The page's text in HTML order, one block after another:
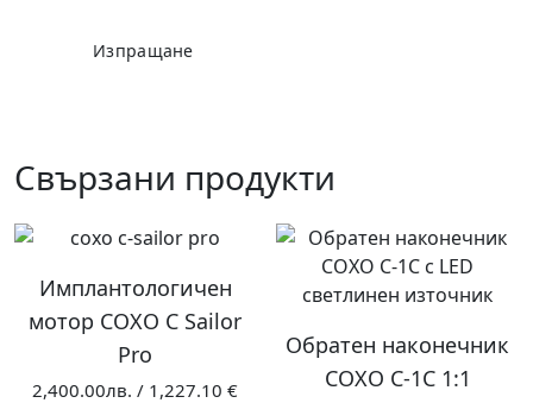
Свързани продукти
Имплантологичен
мотор COXO C Sailor
Pro
2,400.00лв. / 1,227.10 €
Обратен наконечник
COXO C-1C 1:1